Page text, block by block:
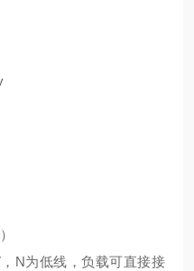
N为低线，负载可直接接